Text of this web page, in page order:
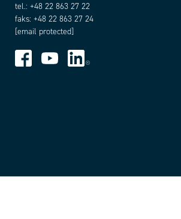
tel.: +48 22 863 27 22
faks: +48 22 863 27 24
[email protected]